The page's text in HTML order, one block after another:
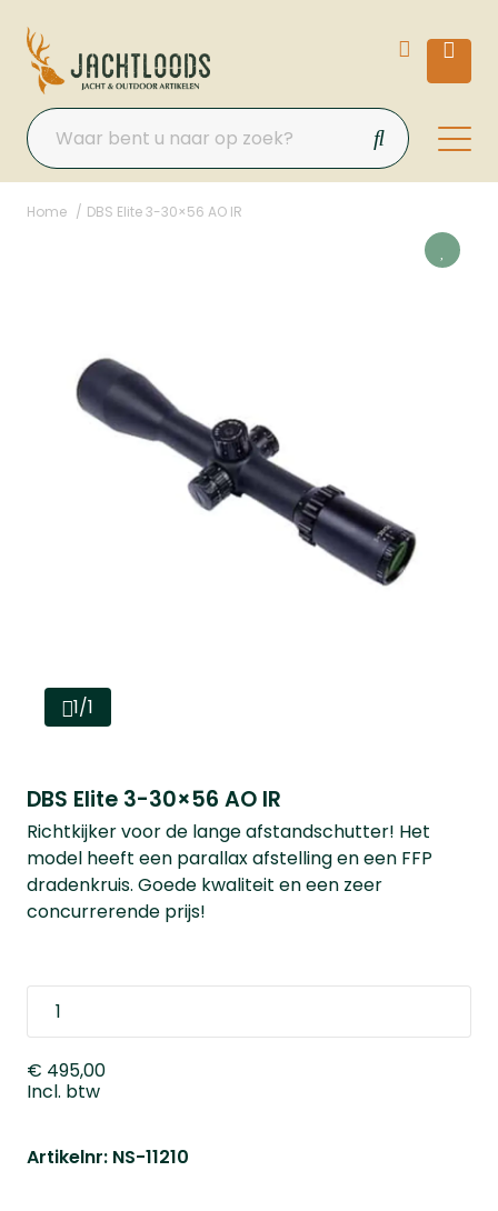
Home DBS Elite 3-30×56 AO IR
1/1
DBS Elite 3-30×56 AO IR
Richtkijker voor de lange afstandschutter! Het
model heeft een parallax afstelling en een FFP
dradenkruis. Goede kwaliteit en een zeer
concurrerende prijs!
€ 495,00
Incl. btw
Artikelnr: NS-11210